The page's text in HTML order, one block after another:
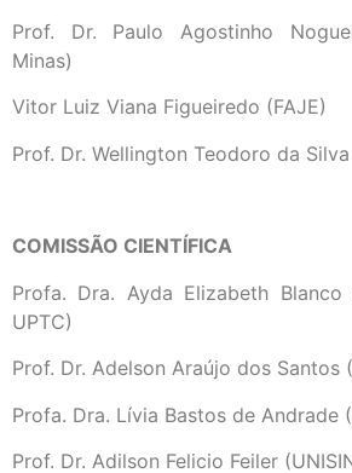
Prof. Dr. Paulo Agostinho
Minas)
Vitor Luiz Viana Figueiredo (FAJE)
Prof. Dr. Wellington Teodoro da
COMISSÃO CIENTÍFICA
Profa. Dra. Ayda Elizabeth Blanco
UPTC)
Prof. Dr. Adelson Araújo dos Santos
Profa. Dra. Lívia Bastos de Andrade
Prof. Dr. Adilson Felicio Feiler